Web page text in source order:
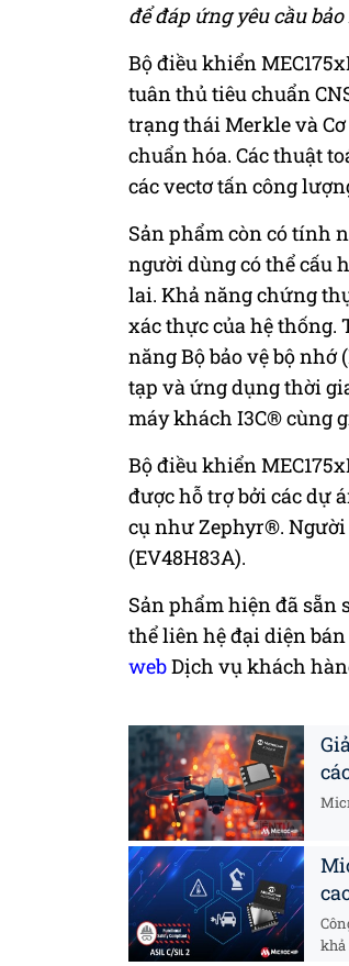
để đáp ứng yêu cầu
Bộ điều khiển
tuân thủ tiêu chuẩn
trạng thái Merkle và
chuẩn hóa. Các thuật
các vectơ tấn công
Sản phẩm còn có tính
người dùng có thể cấu
lai. Khả năng chứng
xác thực của hệ
năng Bộ bảo vệ bộ nhớ
tạp và ứng dụng thời
máy khách I3C® cùng
Bộ điều khiển
được hỗ trợ bởi các dự
cụ như Zephyr®. Người
(EV48H83A).
Sản phẩm hiện đã
thể liên hệ đại diện
webDịch vụ khách
khả